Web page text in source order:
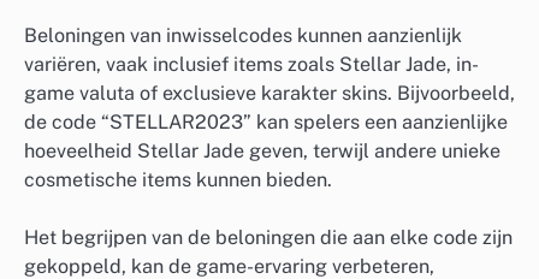
Beloningen van inwisselcodes kunnen aanzienlijk
variëren, vaak inclusief items zoals Stellar Jade, in-
game valuta of exclusieve karakter skins. Bijvoorbeeld,
de code “STELLAR2023” kan spelers een aanzienlijke
hoeveelheid Stellar Jade geven, terwijl andere unieke
cosmetische items kunnen bieden.
Het begrijpen van de beloningen die aan elke code zijn
gekoppeld, kan de game-ervaring verbeteren,